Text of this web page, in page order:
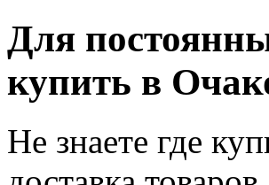
Для
купить в
Не знаете где